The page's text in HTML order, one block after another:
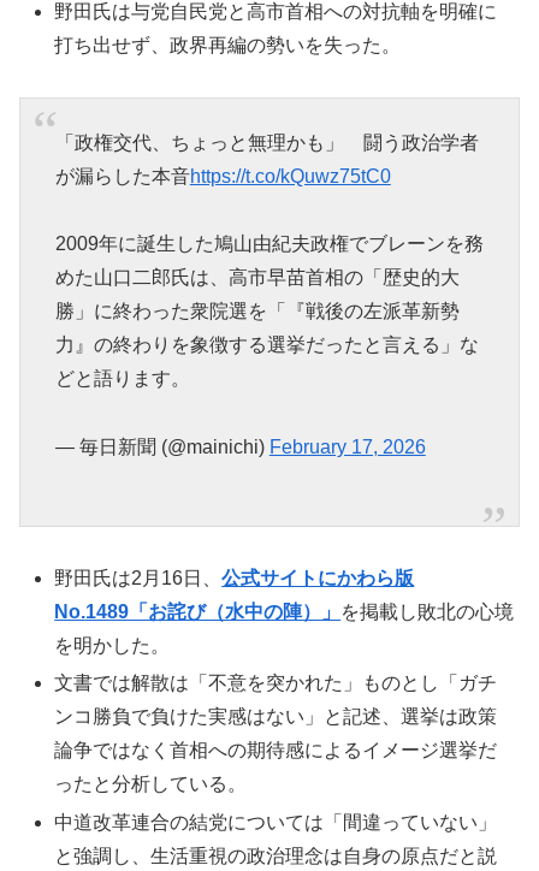
野田氏は与党自民党と高市首相への対抗軸を明確に
打ち出せず、政界再編の勢いを失った。
「政権交代、ちょっと無理かも」 闘う政治学者
が漏らした本音https://t.co/kQuwz75tC0
2009年に誕生した鳩山由紀夫政権でブレーンを務
めた山口二郎氏は、高市早苗首相の「歴史的大
勝」に終わった衆院選を「『戦後の左派革新勢
力』の終わりを象徴する選挙だったと言える」な
どと語ります。
— 毎日新聞 (@mainichi) February 17, 2026
野田氏は2月16日、公式サイトにかわら版
No.1489「お詫び（水中の陣）」 を掲載し敗北の心境
を明かした。
文書では解散は「不意を突かれた」ものとし「ガチ
ンコ勝負で負けた実感はない」と記述、選挙は政策
論争ではなく首相への期待感によるイメージ選挙だ
ったと分析している。
中道改革連合の結党については「間違っていない」
と強調し、生活重視の政治理念は自身の原点だと説